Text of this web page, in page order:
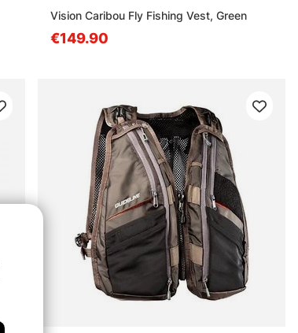
Vision Caribou Fly Fishing Vest, Green
€149.90